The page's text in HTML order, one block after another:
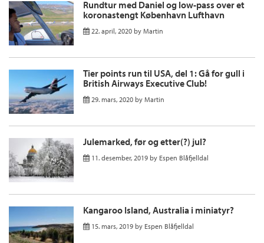
Rundtur med Daniel og low-pass over et
koronastengt København Lufthavn
22. april, 2020 by Martin
Tier points run til USA, del 1: Gå for gull i
British Airways Executive Club!
29. mars, 2020 by Martin
Julemarked, før og etter(?) jul?
11. desember, 2019 by Espen Blåfjelldal
Kangaroo Island, Australia i miniatyr?
15. mars, 2019 by Espen Blåfjelldal